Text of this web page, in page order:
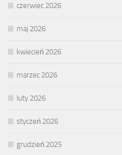
czerwiec 2026
maj 2026
kwiecień 2026
marzec 2026
luty 2026
styczeń 2026
grudzień 2025